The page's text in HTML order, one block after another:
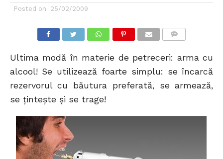
Posted on 25/02/2009
Ultima modă în materie de petreceri: arma cu
alcool! Se utilizează foarte simplu: se încarcă
rezervorul cu băutura preferată, se armează,
se ţinteşte şi se trage!